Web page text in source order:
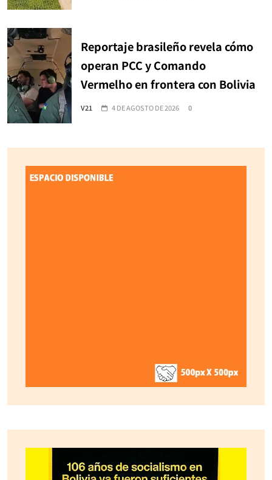
Reportaje brasileño revela cómo
operan PCC y Comando
Vermelho en frontera con Bolivia
V21 4 DE AGOSTO DE 2026 0